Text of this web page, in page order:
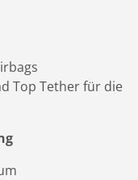
Top Tether für die